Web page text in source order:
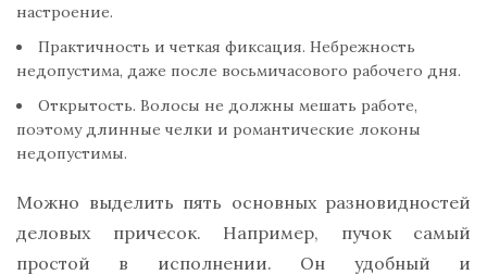
настроение.
Практичность и четкая фиксация. Небрежность
недопустима, даже после восьмичасового рабочего дня.
Открытость. Волосы не должны мешать работе,
поэтому длинные челки и романтические локоны
недопустимы.
Можно выделить пять основных разновидностей
деловых причесок. Например, пучоксамый
простой в исполнении. Он удобный и